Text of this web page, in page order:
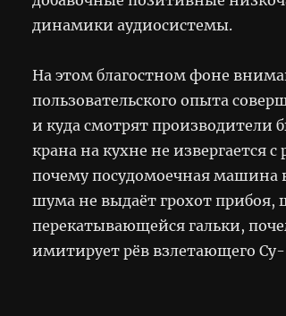
динамики аудиосистемы.
На этом благостном фоне
пользовательского опыта
и куда смотрят производители
крана на кухне не извергается
почему посудомоечная машина
шума не выдаёт грохот
перекатывающейся гальки,
имитирует рёв взлетающего Cу-